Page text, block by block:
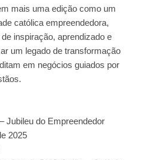
mais uma edição como um
católica empreendedora,
inspiração, aprendizado e
um legado de transformação
em negócios guiados por
Jubileu do Empreendedor
2025